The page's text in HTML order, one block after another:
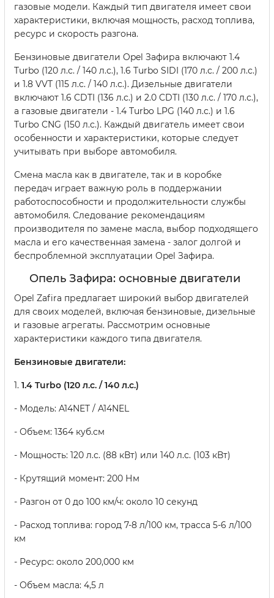
газовые модели. Каждый тип двигателя имеет свои
характеристики, включая мощность, расход топлива,
ресурс и скорость разгона.
Бензиновые двигатели Opel Зафира включают 1.4
Turbo (120 л.с. / 140 л.с.), 1.6 Turbo SIDI (170 л.с. / 200 л.с.)
и 1.8 VVT (115 л.с. / 140 л.с.). Дизельные двигатели
включают 1.6 CDTI (136 л.с.) и 2.0 CDTI (130 л.с. / 170 л.с.),
а газовые двигатели - 1.4 Turbo LPG (140 л.с.) и 1.6
Turbo CNG (150 л.с.). Каждый двигатель имеет свои
особенности и характеристики, которые следует
учитывать при выборе автомобиля.
Смена масла как в двигателе, так и в коробке
передач играет важную роль в поддержании
работоспособности и продолжительности службы
автомобиля. Следование рекомендациям
производителя по замене масла, выбор подходящего
масла и его качественная замена - залог долгой и
беспроблемной эксплуатации Opel Зафира.
Опель Зафира: основные двигатели
Opel Zafira предлагает широкий выбор двигателей
для своих моделей, включая бензиновые, дизельные
и газовые агрегаты. Рассмотрим основные
характеристики каждого типа двигателя.
Бензиновые двигатели:
1. 1.4 Turbo (120 л.с. / 140 л.с.)
- Модель: A14NET / A14NEL
- Объем: 1364 куб.см
- Мощность: 120 л.с. (88 кВт) или 140 л.с. (103 кВт)
- Крутящий момент: 200 Нм
- Разгон от 0 до 100 км/ч: около 10 секунд
- Расход топлива: город 7-8 л/100 км, трасса 5-6 л/100
км
- Ресурс: около 200,000 км
- Объем масла: 4,5 л